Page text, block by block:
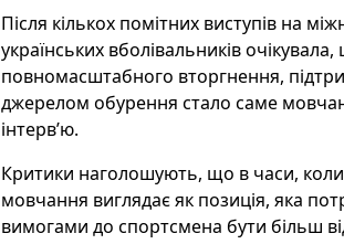
Після кількох помітних виступів на
українських вболівальників
повномасштабного вторгнення,
джерелом обурення стало саме
інтерв’ю.
Критики наголошують, що в часи, коли
мовчання виглядає як позиція, яка
вимогами до спортсмена бути більш